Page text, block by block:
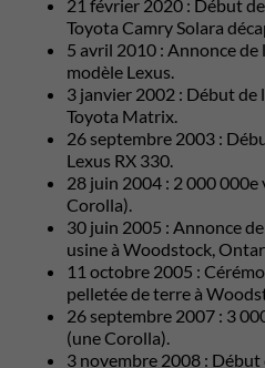
21 février 2020 : Début
Toyota Camry Solara
5 avril 2010 : Annonce de
modèle Lexus.
3 janvier 2002 : Début de
Toyota Matrix.
26 septembre 2003 :
Lexus RX 330.
28 juin 2004 : 2 000
Corolla).
30 juin 2005 : Annonce
usine à Woodstock,
11 octobre 2005 :
pelletée de terre à
26 septembre 2007 : 3
(une Corolla).
3 novembre 2008 :